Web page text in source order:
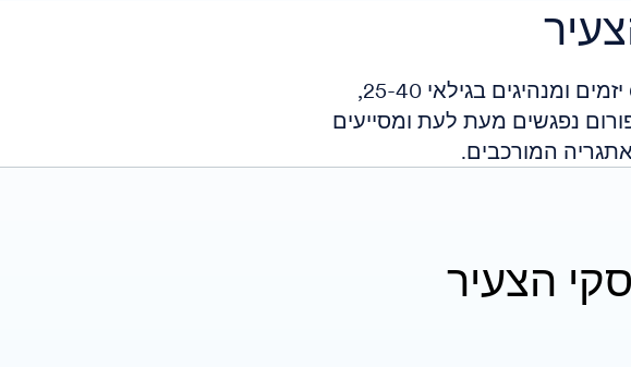
הפורום העסקי הצעיר של תגלית בישראל מונה כ - 60 יזמים ומנהיגים בגילאי 25-40,
נפגשים מעת לעת ומסייעים
המורכבים.
הצעיר